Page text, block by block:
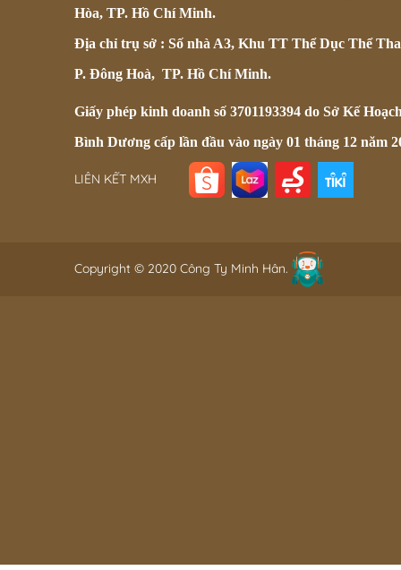
Hòa, TP. Hồ Chí Minh.
Địa chỉ trụ sở : Số nhà A3, Khu TT Thể Dục Thể
P. Đông Hoà, TP. Hồ Chí Minh.
Giấy phép kinh doanh số 3701193394 do Sở Kế
Bình Dương cấp lần đầu vào ngày 01 tháng 12 năm
LIÊN KẾT MXH
Copyright © 2020 Công Ty Minh Hân.